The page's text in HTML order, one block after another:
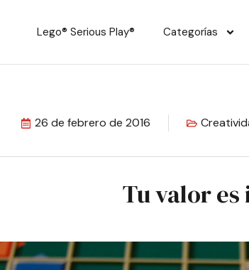
Lego® Serious Play® Categorías
26 de febrero de 2016
Tu valor